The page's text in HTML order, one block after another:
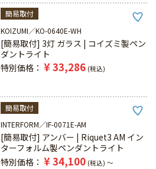
簡易取付
KOIZUMI
KO-0640E-WH
[簡易取付] 3灯 ガラス | コイズミ製ペン
ダントライト
特別価格
¥33,286 税込
簡易取付
INTERFORM
IF-0071E-AM
[簡易取付] アンバー | Riquet3 AM イン
ターフォルム製ペンダントライト
特別価格
¥34,100 税込 〜